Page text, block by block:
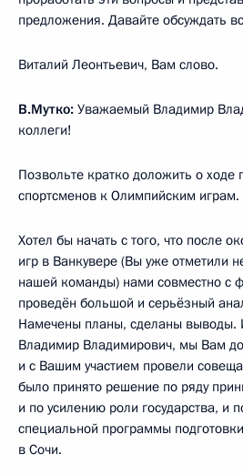
предложения. Давайте обсуждать
Виталий Леонтьевич, Вам слово.
В.Мутко: Уважаемый Владимир
коллеги!
Позвольте кратко доложить о ходе
спортсменов к Олимпийским играм.
Хотел бы начать с того, что после
игр в Ванкувере (Вы уже отметили
нашей команды) нами совместно с
проведён большой и серьёзный
Намечены планы, сделаны выводы.
Владимир Владимирович, мы Вам
и с Вашим участием провели
было принято решение по ряду
и по усилению роли государства, и
специальной программы
в Сочи.